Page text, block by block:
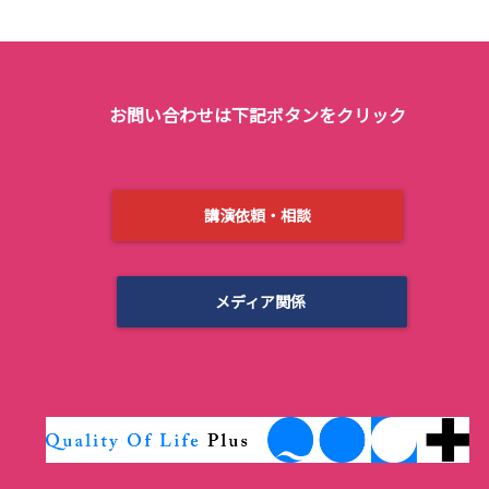
お問い合わせは下記ボタンをクリック
講演依頼・相談
メディア関係